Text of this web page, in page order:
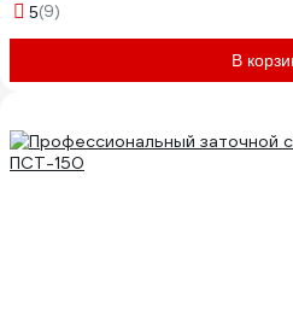
5(9)
В